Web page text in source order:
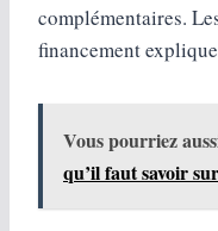
complémentaires.
financement
Vous pourriez
qu’il faut savoir